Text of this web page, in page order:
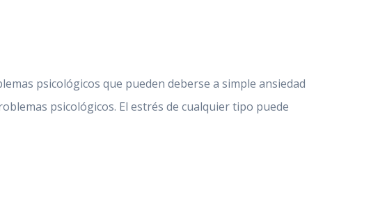
psicológicos que pueden deberse a simple ansiedad
psicológicos. El estrés de cualquier tipo puede